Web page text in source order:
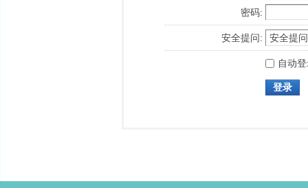
密码:
安全提问:
自动
登录